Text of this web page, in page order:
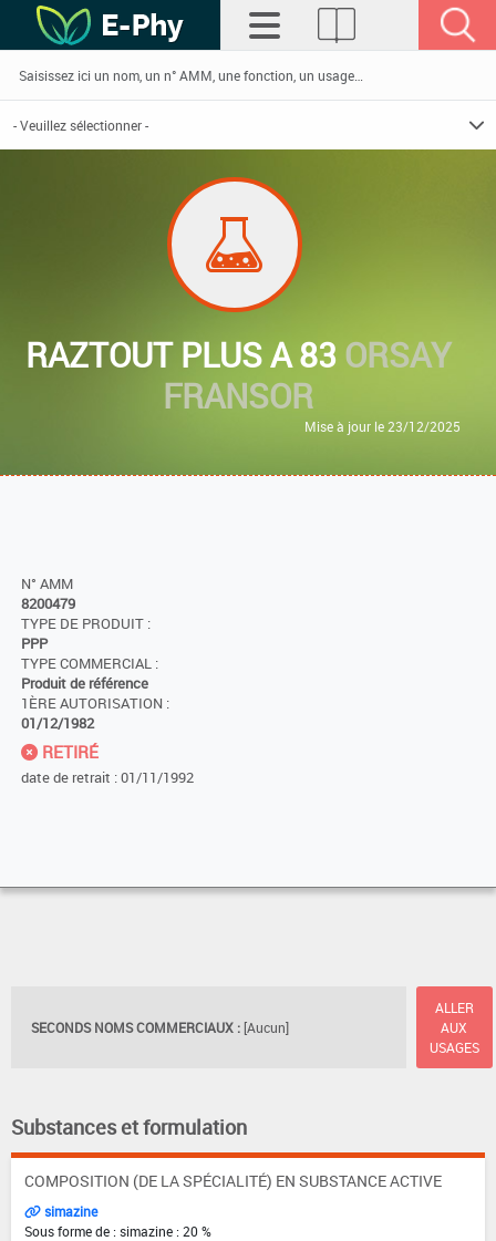
RAZTOUT PLUS A 83ORSAY
FRANSOR
Mise à jour le 23/12/2025
N° AMM
8200479
TYPE DE PRODUIT :
PPP
TYPE COMMERCIAL :
Produit de référence
1ÈRE AUTORISATION :
01/12/1982
RETIRÉ
date de retrait : 01/11/1992
SECONDS NOMS COMMERCIAUX : [Aucun]
ALLER
AUX
USAGES
Substances et formulation
COMPOSITION (DE LA SPÉCIALITÉ) EN SUBSTANCE ACTIVE
simazine
Sous forme de : simazine : 20 %